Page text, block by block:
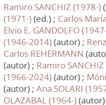
Ramiro SANCHIZ (1978-)
(1971-)(ed.) ; Carlos
Elvio E. GANDOLFO
(1946-2014)(autor) ;
Carlos REHERMANN
(autor) ; Ramiro
(1966-2024)(autor) ;
(autor) ; Ana SOLARI
OLAZABAL (1964-)(autor)